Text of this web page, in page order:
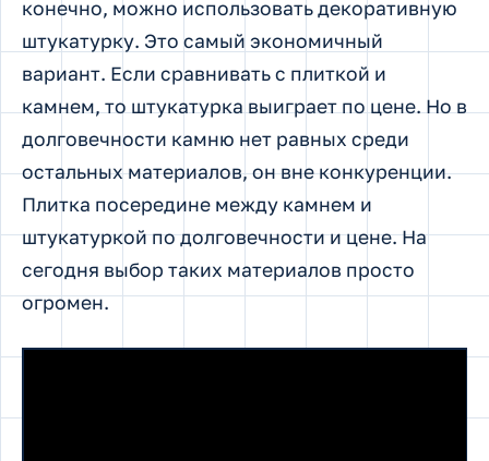
конечно, можно использовать декоративную
штукатурку. Это самый экономичный
вариант. Если сравнивать с плиткой и
камнем, то штукатурка выиграет по цене. Но в
долговечности камню нет равных среди
остальных материалов, он вне конкуренции.
Плитка посередине между камнем и
штукатуркой по долговечности и цене. На
сегодня выбор таких материалов просто
огромен.